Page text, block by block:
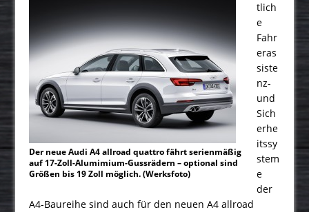
Der neue Audi A4 allroad quattro fährt serienmäßig
auf 17-Zoll-Alumimium-Gussrädern – optional sind
Größen bis 19 Zoll möglich. (Werksfoto)
tlich
e
Fahr
eras
siste
nz-
und
Sich
erhe
itssy
stem
e
der
A4-Baureihe sind auch für den neuen A4 allroad